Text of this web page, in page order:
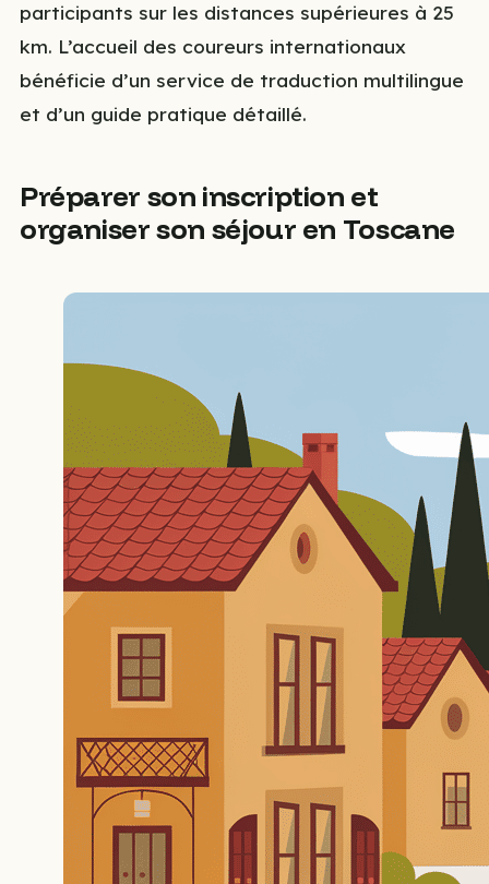
participants sur les distances supérieures à 25
km. L’accueil des coureurs internationaux
bénéficie d’un service de traduction multilingue
et d’un guide pratique détaillé.
Préparer son inscription et
organiser son séjour en Toscane